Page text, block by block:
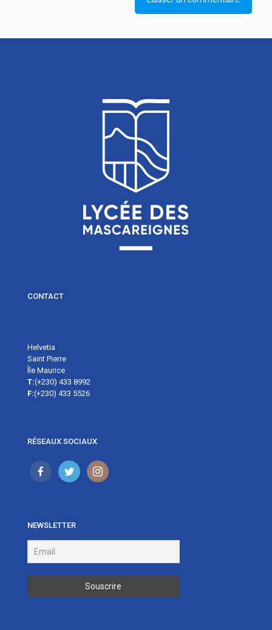
CONTACT
Helvetia
Saint Pierre
Île Maurice
T:(+230) 433 8992
F:(+230) 433 5526
RÉSEAUX SOCIAUX
NEWSLETTER